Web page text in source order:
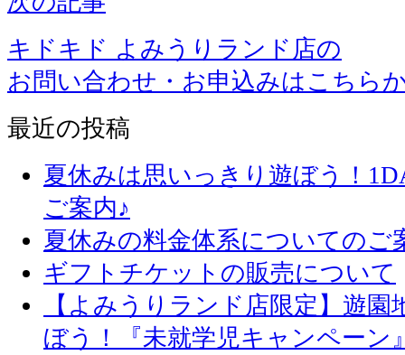
キドキド よみうりランド店の
お問い合わせ・お申込みはこちら
最近の投稿
夏休みは思いっきり遊ぼう！
ご案内♪
夏休みの料金体系についてのご
ギフトチケットの販売について
【よみうりランド店限定】遊
ぼう！『未就学児キャンペーン